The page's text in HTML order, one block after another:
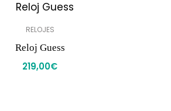
RELOJES
Reloj Guess
219,00€